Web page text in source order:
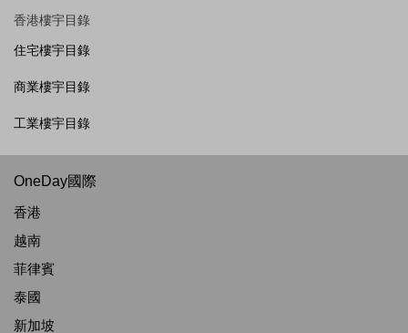
香港樓宇目錄
住宅樓宇目錄
商業樓宇目錄
工業樓宇目錄
OneDay國際
香港
越南
菲律賓
泰國
新加坡